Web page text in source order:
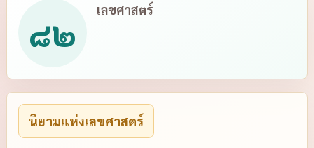
๘๒
เลขศาสตร์
นิยามแห่งเลขศาสตร์